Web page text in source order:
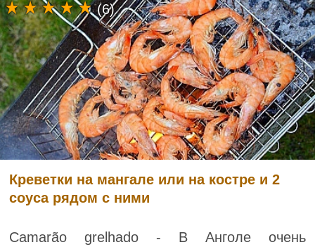
Креветки на мангале или на костре и 2
соуса рядом с ними
Camarão grelhado - В Анголе очень
(6)